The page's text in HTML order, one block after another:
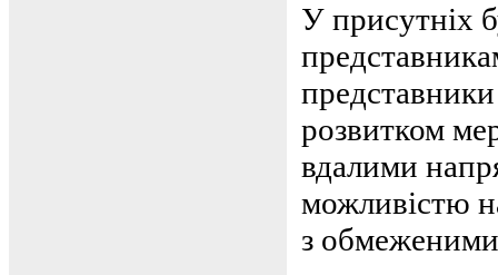
У присутніх
представники
розвитком
вдалими
можливістю
з